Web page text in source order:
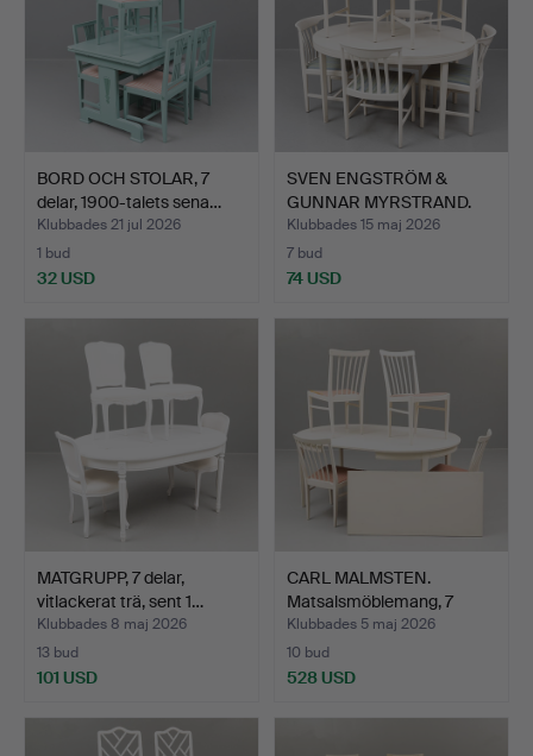
BORD OCH STOLAR, 7
delar, 1900-talets sena…
Klubbades 21 jul 2026
1 bud
32 USD
SVEN ENGSTRÖM &
GUNNAR MYRSTRAND.
Matgrupp…
Klubbades 15 maj 2026
7 bud
74 USD
MATGRUPP, 7 delar,
vitlackerat trä, sent 1…
Klubbades 8 maj 2026
13 bud
101 USD
CARL MALMSTEN.
Matsalsmöblemang, 7
delar, …
Klubbades 5 maj 2026
10 bud
528 USD